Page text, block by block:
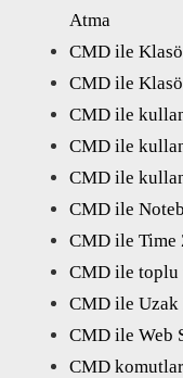
Atma
CMD ile
CMD ile
CMD ile
CMD ile
CMD ile
CMD ile
CMD ile Time
CMD ile toplu
CMD ile Uzak
CMD ile Web
CMD